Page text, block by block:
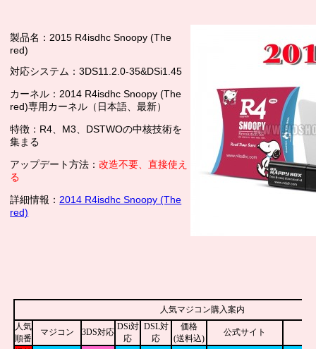
製品名：2015 R4isdhc Snoopy (The
red)
対応システム：3DS11.2.0-35&DSi1.45
カーネル：2014 R4isdhc Snoopy (The
red)専用カーネル（日本語、最新）
特徴：R4、M3、DSTWOの中核技術を
集まる
アップデート方法：改造不要、直接使え
る
詳細情報：2014 R4isdhc Snoopy (The
red)